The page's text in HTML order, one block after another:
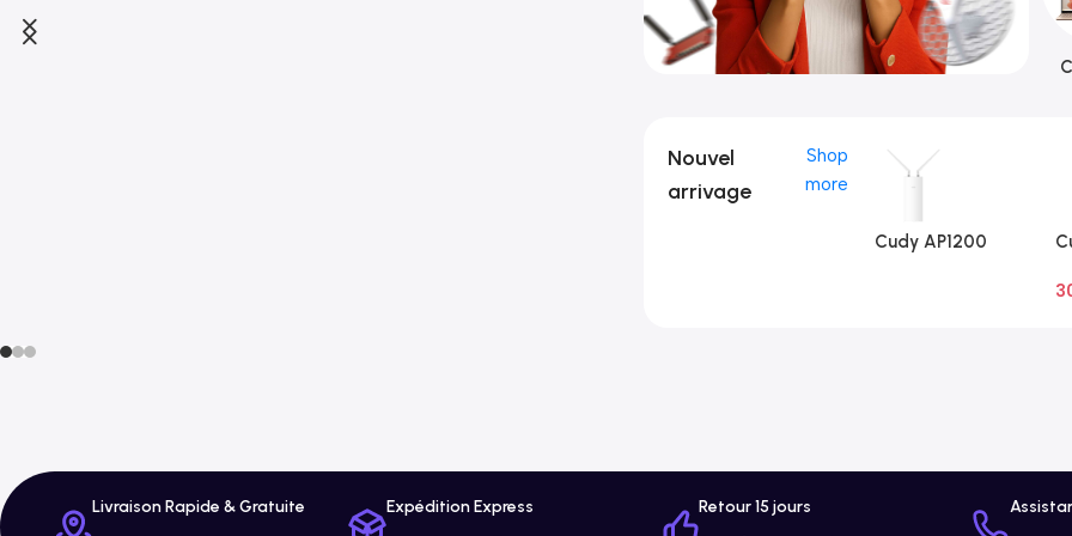
Nouvel
arrivage
Shop
more
Cudy AP1200
Livraison Rapide & Gratuite Expédition Express Retour 15 jours